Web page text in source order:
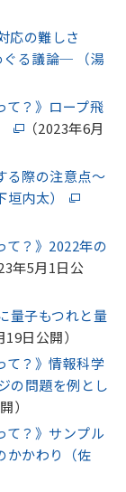
応の難しさ
る議論─ （湯
て？》ロープ飛
（2023年6月
る際の注意点〜
内太）
て？》2022年の
年5月1日公
量子もつれと量
19日公開）
て？》情報科学
の問題を例とし
）
て？》サンプル
かかわり（佐